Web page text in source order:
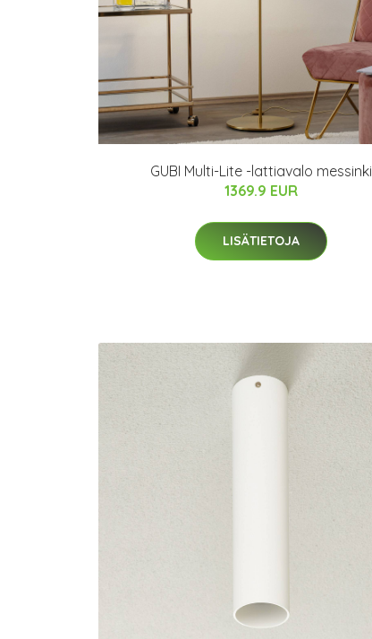
GUBI Multi-Lite -lattiavalo messinki
1369.9 EUR
LISÄTIETOJA